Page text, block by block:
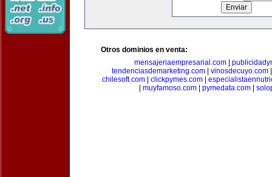
Otros dominios en venta:
mensajeriaempresarial.com|
tendenciasdemarketing.com| vinosdecuyo.com
chilesoft.com
clickpymes.com
muyfamoso.com pymedata.com